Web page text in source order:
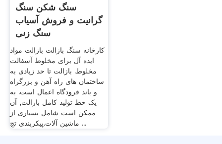
سنگ شکن سنگ
گرانیت و فروش آسیاب
سنگ زنی
کارخانه سنگ بازالت بازالت مواد
ایده آل برای مخلوط آسفالت
مخلوط. بازالت تا حد زیادی به
ساختمان های راه آهن و بزرگراه
و باند فرودگاه اعمال است. به
یک خط تولید کامل بازالت, آن
ممکن است شامل بسیاری از
ماشین آلات.پیکربندی تج ...